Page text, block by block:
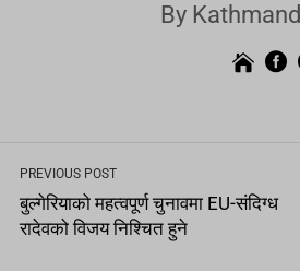
By
PREVIOUS POST
बुल्गेरियाको महत्वपूर्ण चुनावमा EU-संदिग्ध
रादेवको विजय निश्चित हुने